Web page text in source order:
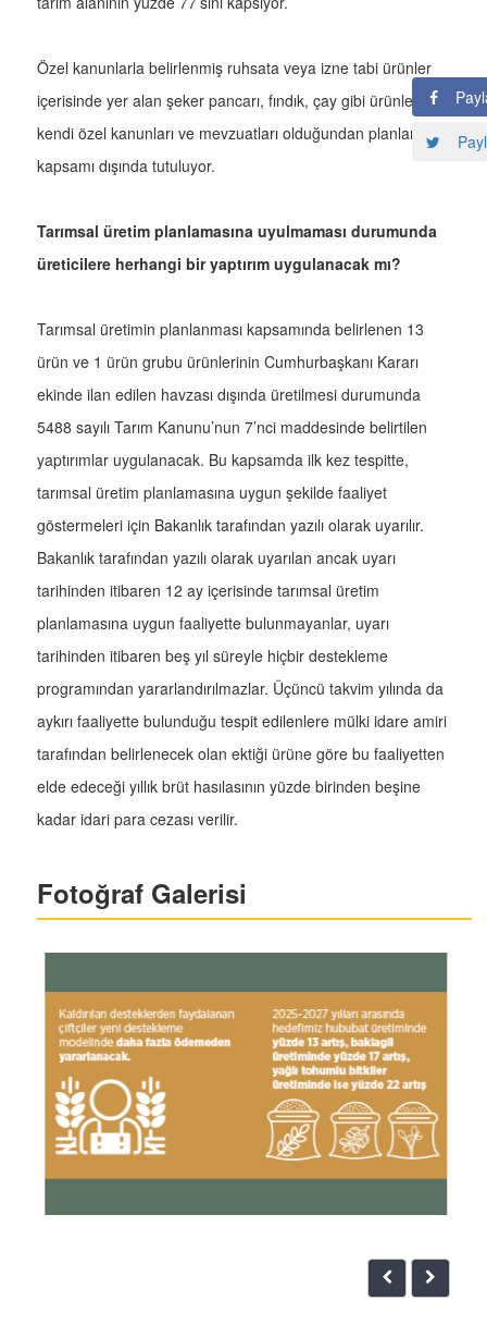
Özel kanunlarla belirlenmiş ruhsata veya izne tabi ürünler
içerisinde yer alan şeker pancarı, fındık, çay gibi ürünler
kendi özel kanunları ve mevzuatları olduğundan planlama
kapsamı dışında tutuluyor.
Tarımsal üretim planlamasına uyulmaması durumunda
üreticilere herhangi bir yaptırım uygulanacak mı?
Tarımsal üretimin planlanması kapsamında belirlenen 13
ürün ve 1 ürün grubu ürünlerinin Cumhurbaşkanı Kararı
ekinde ilan edilen havzası dışında üretilmesi durumunda
5488 sayılı Tarım Kanunu’nun 7’nci maddesinde belirtilen
yaptırımlar uygulanacak. Bu kapsamda ilk kez tespitte,
tarımsal üretim planlamasına uygun şekilde faaliyet
göstermeleri için Bakanlık tarafından yazılı olarak uyarılır.
Bakanlık tarafından yazılı olarak uyarılan ancak uyarı
tarihinden itibaren 12 ay içerisinde tarımsal üretim
planlamasına uygun faaliyette bulunmayanlar, uyarı
tarihinden itibaren beş yıl süreyle hiçbir destekleme
programından yararlandırılmazlar. Üçüncü takvim yılında da
aykırı faaliyette bulunduğu tespit edilenlere mülki idare amiri
tarafından belirlenecek olan ektiği ürüne göre bu faaliyetten
elde edeceği yıllık brüt hasılasının yüzde birinden beşine
kadar idari para cezası verilir.
Fotoğraf Galerisi